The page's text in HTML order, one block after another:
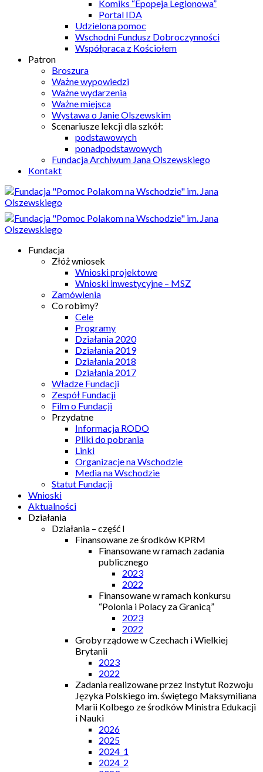
Komiks “Epopeja Legionowa”
Portal IDA
Udzielona pomoc
Wschodni Fundusz Dobroczynności
Współpraca z Kościołem
Patron
Broszura
Ważne wypowiedzi
Ważne wydarzenia
Ważne miejsca
Wystawa o Janie Olszewskim
Scenariusze lekcji dla szkół:
podstawowych
ponadpodstawowych
Fundacja Archiwum Jana Olszewskiego
Kontakt
Fundacja
Złóż wniosek
Wnioski projektowe
Wnioski inwestycyjne – MSZ
Zamówienia
Co robimy?
Cele
Programy
Działania 2020
Działania 2019
Działania 2018
Działania 2017
Władze Fundacji
Zespół Fundacji
Film o Fundacji
Przydatne
Informacja RODO
Pliki do pobrania
Linki
Organizacje na Wschodzie
Media na Wschodzie
Statut Fundacji
Wnioski
Aktualności
Działania
Działania – część I
Finansowane ze środków KPRM
Finansowane w ramach zadania
publicznego
2023
2022
Finansowane w ramach konkursu
“Polonia i Polacy za Granicą”
2023
2022
Groby rządowe w Czechach i Wielkiej
Brytanii
2023
2022
Zadania realizowane przez Instytut Rozwoju
Języka Polskiego im. świętego Maksymiliana
Marii Kolbego ze środków Ministra Edukacji
i Nauki
2026
2025
2024_1
2024_2